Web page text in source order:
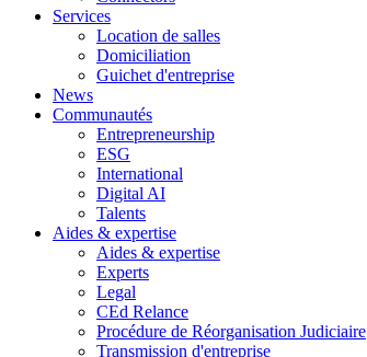
Services
Location de salles
Domiciliation
Guichet d'entreprise
News
Communautés
Entrepreneurship
ESG
International
Digital AI
Talents
Aides & expertise
Aides & expertise
Experts
Legal
CEd Relance
Procédure de Réorganisation Judiciaire
Transmission d'entreprise